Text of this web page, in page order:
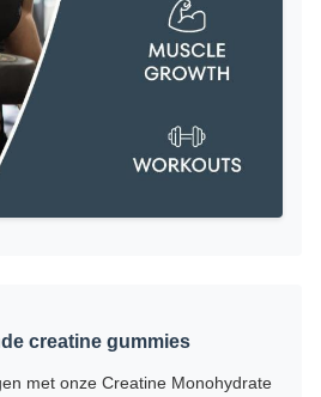
creatine gummies
met onze Creatine Monohydrate